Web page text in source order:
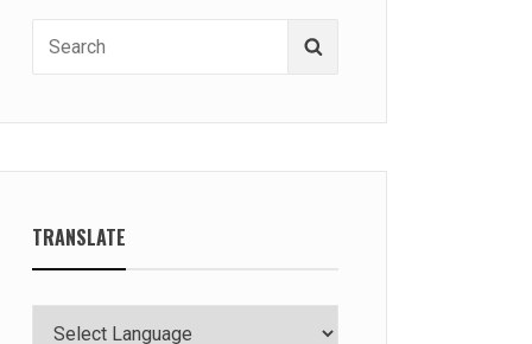
TRANSLATE